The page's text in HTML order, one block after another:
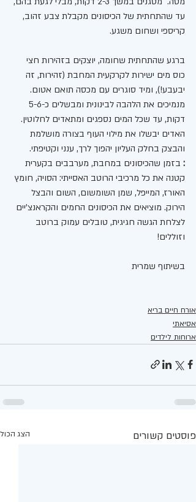
עד שהתחתית של הכיסונים מקבלת צבע זהוב,
קריספי ושחום משגע.
ברגע שהתחתית שחומה, יוצקים בזהירות חצי
כוס מים ישירות לקרקעית המחבת (זהירות, זה
יבעבע!), ומיד סוגרים עם מכסה תואם אטום.
דקות, עד שכל המים נספגים ומתאדים לחלוטין.
האדים יבשלו את מילוי העוף בצורה מושלמת
והבצק בחלק העליון יהפוך לרך, ענני וקטיפתי.
: בזמן שהכיסונים במחבת, מערבבים בקערית
קטנה את כל מרכיבי הרוטב האסייתי: הסויה, חומץ
האורז, המייפל, שמן השומשום, השום והבצל
הירוק. מוציאים את הכיסונים החמים והקראנצ'יים
לצלחת הגשה חגיגית, טובלים עמוק ברוטב
וזוללים!
בשיתוף שמרית
אורח חיים בריא
אסיאתי
ארוחות לילדים
פוסטים קשורים הצג הכול